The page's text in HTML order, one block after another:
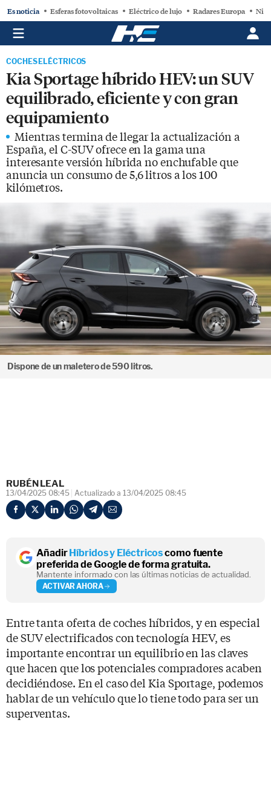
Es noticia Esferas fotovoltaicas Eléctrico de lujo Radares Europa
COCHES ELÉCTRICOS
Kia Sportage híbrido HEV: un SUV
equilibrado, eficiente y con gran
equipamiento
Mientras termina de llegar la actualización a
España, el C-SUV ofrece en la gama una
interesante versión híbrida no enchufable que
anuncia un consumo de 5,6 litros a los 100
kilómetros.
Dispone de un maletero de 590 litros.
RUBÉN LEAL
13/04/2025 08:45 Actualizado a 13/04/2025 08:45
AñadirHíbridos y Eléctricoscomo fuente
preferida de Google de forma gratuita.
Mantente informado con las últimas noticias de actualidad.
ACTIVAR AHORA
Entre tanta oferta de coches híbridos, y en especial
de SUV electrificados con tecnología HEV, es
importante encontrar un equilibrio en las claves
que hacen que los potenciales compradores acaben
decidiéndose. En el caso del Kia Sportage, podemos
hablar de un vehículo que lo tiene todo para ser un
superventas.